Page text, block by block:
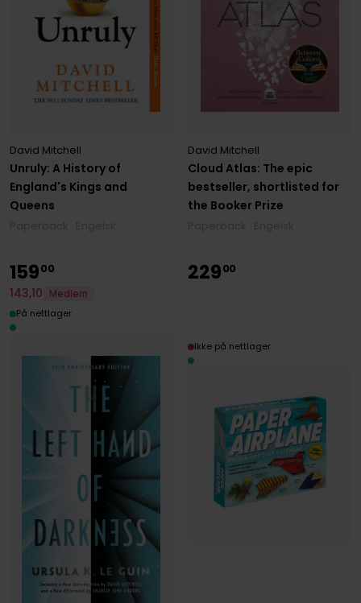
Unruly: A History of
England's Kings and
Queens
David Mitchell
Cloud Atlas: The epic
bestseller, shortlisted for
the Booker Prize
David Mitchell
15900
143,10
Medlem
På nettlager
22900
Ikke på nettlager